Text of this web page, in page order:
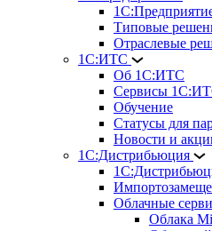
Типовые
Отраслевые
1С:ИТС
Об 1С:ИТС
Сервисы
Обучение
Статусы для
Новости и
1С:Дистрибьюция
Облачные
Облака